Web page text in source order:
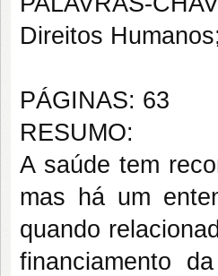
Direitos
PÁGINAS: 63
RESUMO:
A saúde tem
mas há um
quando
financiamento